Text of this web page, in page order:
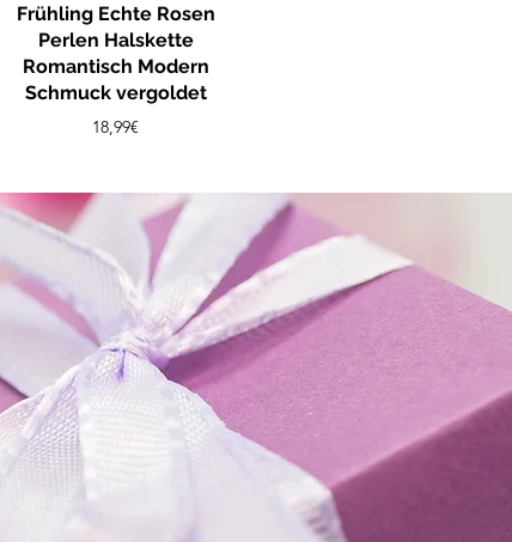
Frühling Echte Rosen
Perlen Halskette
Romantisch Modern
Schmuck vergoldet
18,99€